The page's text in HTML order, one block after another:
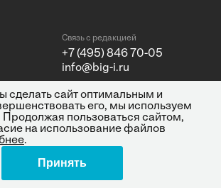
Связь с редакцией
+7 (495) 846 70-05
info@big-i.ru
Медиа"
сделать сайт оптимальным и
его, мы используем
пользоваться сайтом,
на использование файлов
.
Принять